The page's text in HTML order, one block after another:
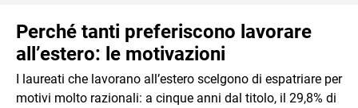
Perché tanti preferiscono lavorare
all’estero: le motivazioni
I laureati che lavorano all’estero scelgono di espatriare per
motivi molto razionali: a cinque anni dal titolo, il 29,8% di